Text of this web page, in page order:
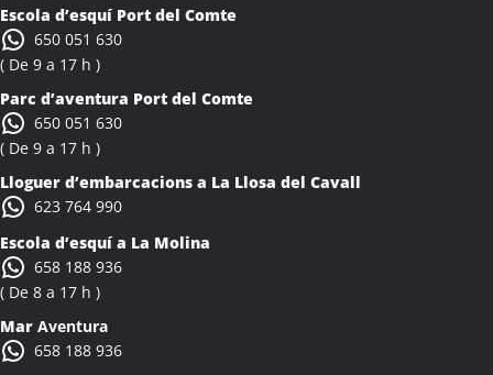
Colònies Escolars Albocàsser
Activitats Teambuilding Empreses Albons
Colònies Escolars Albons
Activitats Teambuilding Empreses Alcalà de Xivert
Colònies Escolars Alcalà de Xivert
Activitats Família Amics Alcanar
Colònies Escolars Alcanar
Activitats Família Amics Alcanó
Escola d’esquí Port del Comte
650 051 630
( De 9 a 17 h )
Parc d’aventura Port del Comte
650 051 630
( De 9 a 17 h )
Lloguer d’embarcacions a La Llosa del Cavall
623 764 990
Escola d’esquí a La Molina
658 188 936
( De 8 a 17 h )
Mar Aventura
658 188 936